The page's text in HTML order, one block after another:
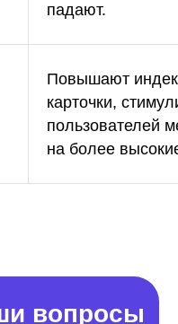
падают.
Повышают
карточки,
пользователей
на более